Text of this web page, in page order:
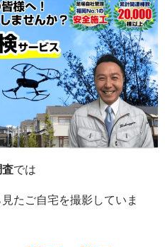
査では
たご自宅を撮影していま